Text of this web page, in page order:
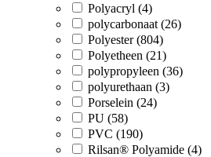
Polyacryl (4)
polycarbonaat (26)
Polyester (804)
Polyetheen (21)
polypropyleen (36)
polyurethaan (3)
Porselein (24)
PU (58)
PVC (190)
Rilsan® Polyamide (4)